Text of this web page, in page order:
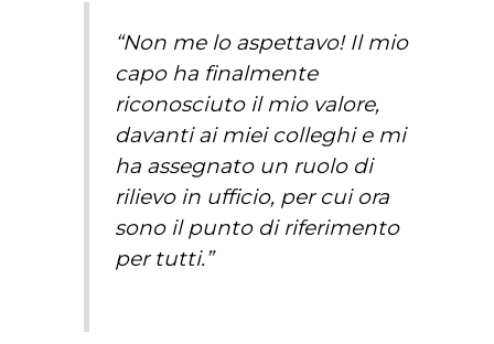
“Non me lo aspettavo! Il mio
capo ha finalmente
riconosciuto il mio valore,
davanti ai miei colleghi e mi
ha assegnato un ruolo di
rilievo in ufficio, per cui ora
sono il punto di riferimento
per tutti.”